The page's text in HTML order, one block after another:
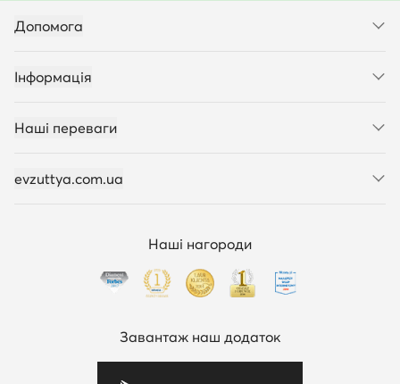
Допомога
Інформація
Наші переваги
evzuttya.com.ua
Наші нагороди
Завантаж наш додаток